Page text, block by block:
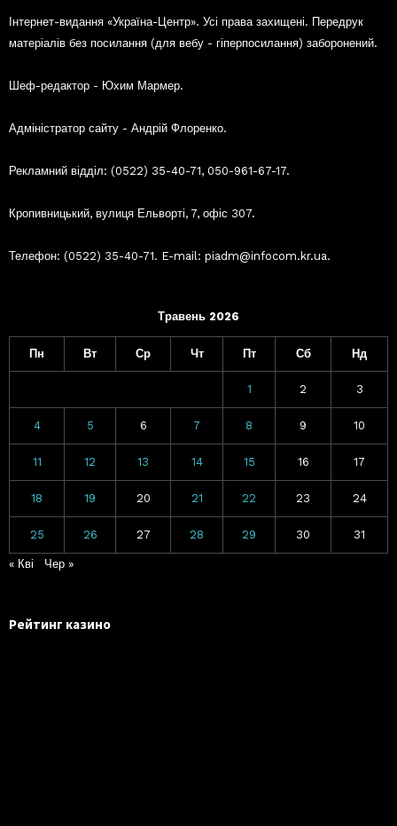
Інтернет-видання «Україна-Центр». Усі права захищені. Передрук
матеріалів без посилання (для вебу - гіперпосилання) заборонений.
Шеф-редактор - Юхим Мармер.
Адміністратор сайту - Андрій Флоренко.
Рекламний відділ: (0522) 35-40-71, 050-961-67-17.
Кропивницький, вулиця Ельворті, 7, офіс 307.
Телефон: (0522) 35-40-71. E-mail: piadm@infocom.kr.ua.
Травень 2026
Пн Вт Ср Чт Пт Сб Нд
1 2 3
4 5 6 7 8 9 10
11 12 13 14 15 16 17
18 19 20 21 22 23 24
25 26 27 28 29 30 31
« Кві Чер »
Рейтинг казино